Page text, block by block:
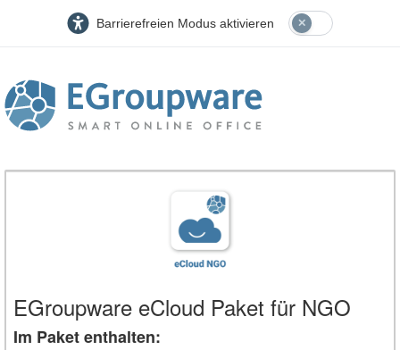
Barrierefreien Modus aktivieren
EGroupware eCloud Paket für NGO
Im Paket enthalten: